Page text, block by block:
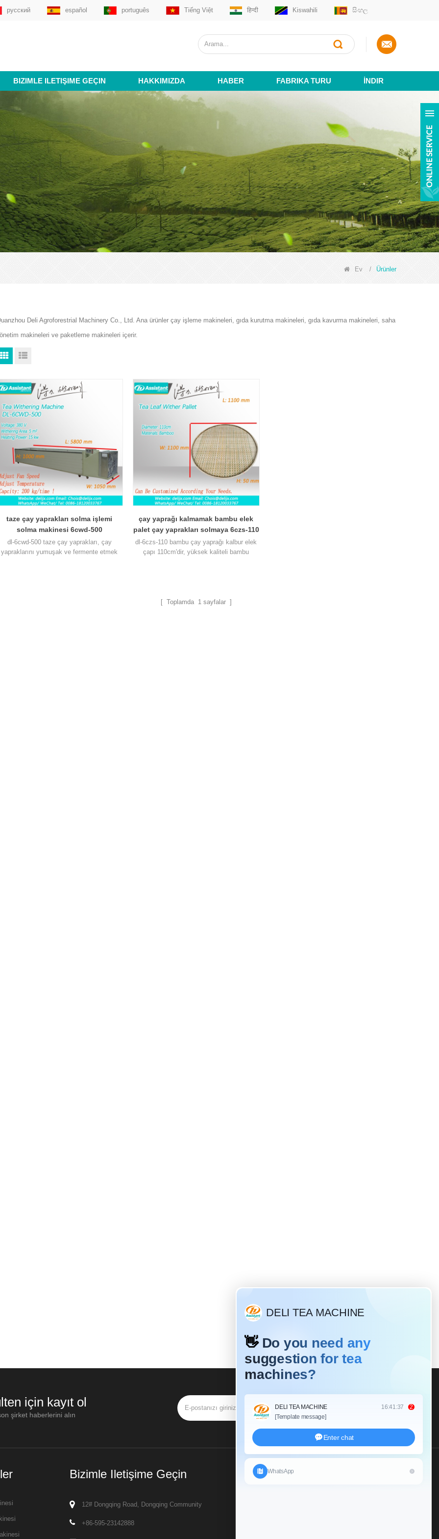
русский español português Tiếng Việt हिन्दी Kiswahili සිංහල
BIZIMLE ILETIŞIME GEÇIN HAKKIMIZDA HABER FABRIKA TURU İNDIR
Ev / Ürünler
Deli Agroforestrial Machinery Co., Ltd. Ana ürünler çay işleme makineleri, gıda kurutma makineleri, gıda kavurma makineleri, saha
makineleri ve paketleme makineleri içerir.
taze çay yaprakları solma işlemi
solma makinesi 6cwd-500
dl-6cwd-500 taze çay yaprakları, çay
yapraklarını yumuşak ve fermente etmek
çay yaprağı kalmamak bambu elek
palet çay yaprakları solmaya 6czs-110
dl-6czs-110 bambu çay yaprağı kalbur elek
çapı 110cm'dir, yüksek kaliteli bambu
[ Toplamda 1sayfalar ]
için kayıt ol
şirket haberlerini alın
ABONE OL
Bizimle Iletişime Geçin
12# Dongqing Road, Dongqing Community
+86-595-23142888
Bize Bir Soruşturma